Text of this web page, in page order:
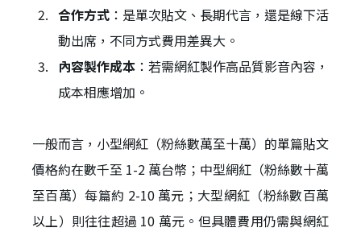
合作方式 ：是單次貼文、長期代言，還是線下活
動出席，不同方式費用差異大。
內容製作成本 ：若需網紅製作高品質影音內容，
成本相應增加。
一般而言，小型網紅（粉絲數萬至十萬）的單篇貼文
價格約在數千至 1-2 萬台幣；中型網紅（粉絲數十萬
至百萬）每篇約 2-10 萬元；大型網紅（粉絲數百萬
以上）則往往超過 10 萬元。但具體費用仍需與網紅